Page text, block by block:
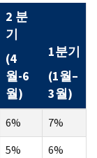
2 분
기
(4
월-6
월)
1분기
(1월–
3월)
6%
7%
5%
6%